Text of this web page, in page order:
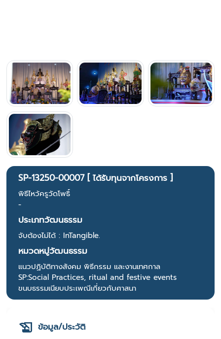
SP-13250-00007 [ ได้รับทุนจากโครงการ ]
พิธีไหว้ครูวัดโพธิ์
-
ประเภทวัฒนธรรม
จับต้องไม่ได้ : InTangible.
หมวดหมู่วัฒนธรรม
แนวปฏิบัติทางสังคม พิธีกรรม และงานเทศกาล
SP:Social Practices, ritual and festive events
ขนบธรรมเนียบประเพณีเกี่ยวกับศาสนา
ข้อมูล/ประวัติ